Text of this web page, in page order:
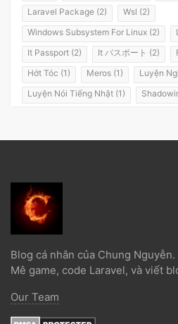
Laravel Package (2)
Wsl (2)
Windows Subsystem For Linux (2)
It Passport (2)
It パスポート (2)
Hớt Tóc (1)
Meros (1)
Luyện
Luyện Nói Tiếng Nhật (1)
Sóng Thần (1)
Wakarimasen (1)
Onsen (1)
Laravel 5.2 (1)
Từ Điển (1) Tính
Minna No Nihongo (1)
Minna No
Minna No Nihongo 2 (1)
Liên Minh Huyền Thoại (1)
Blog cá nhân của Chung Nguyễn.
Mê game, code Laravel, và viết
Our Team